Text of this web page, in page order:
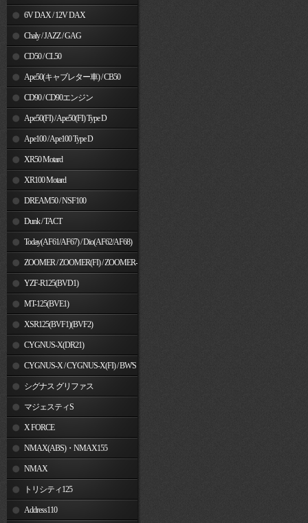
6V DAX / 12V DAX
Chaly / JAZZ / GAG
CD50 / CL50
Ape50(キャブレター車) / CB50
CD90 / CD90エンジン
Ape50(FI) / Ape50(FI) Type D
Ape100 / Ape100 Type D
XR50 Motard
XR100 Motard
DREAM50 / NSF100
Dunk / TACT
Today(AF61/AF67) / Dio(AF62/AF68)
ZOOMER / ZOOMER(FI) / ZOOMER-
YZF-R125(BVD1)
MT-125(BVE1)
XSR125(BVF1)(BVF2)
CYGNUS-X(DR21)
CYGNUS-X / CYGNUS-X(FI) / BW'S
125 シグナス グリファス
マジェスティS
X FORCE
NMAX(ABS)・NMAX155
NMAX
トリシティ125
Address110